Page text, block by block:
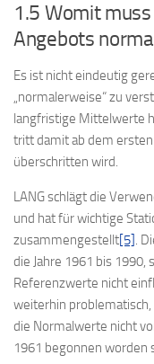
1.5 Womit
Angebots
Es ist nicht eindeutig
„normalerweise“ zu
langfristige Mittelwerte
tritt damit ab dem
überschritten wird.
LANG schlägt die
und hat für wichtige
zusammengestellt [5] .
die Jahre 1961 bis 1990,
Referenzwerte nicht
weiterhin
die Normalwerte nicht
1961 begonnen worden